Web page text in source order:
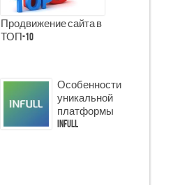
Продвижение сайта в
ТОП-10
Особенности
уникальной
платформы
INFULL